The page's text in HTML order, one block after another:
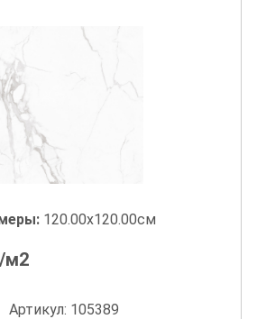
120.00x120.00см
м2
Артикул: 105389